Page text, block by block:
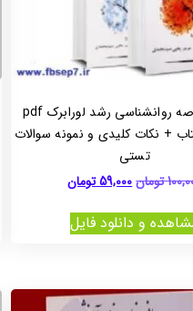
دانلود خلاصه روانشناسی رشد لورابرک pdf
1 و 2 کتاب + نکات کلیدی و نمونه سوالات
تستی
تومان59,000تومان
و دانلود فایل